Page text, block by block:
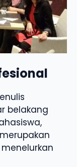
belakang